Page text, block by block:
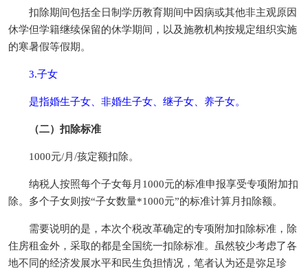
扣除期间包括全日制学历教育期间中因病或其他非主观原因
休学但学籍继续保留的休学期间，以及施教机构按规定组织实施
的寒暑假等假期。
3.子女
是指婚生子女、非婚生子女、继子女、养子女。
（二）扣除标准
1000元/月/孩定额扣除。
纳税人按照每个子女每月1000元的标准申报享受专项附加扣
除。多个子女则按“子女数量*1000元”的标准计算月扣除额。
需要说明的是，本次个税改革确定的专项附加扣除标准，除
住房租金外，采取的都是全国统一扣除标准。虽然较少考虑了各
地不同的经济发展水平和民生负担情况，笔者认为还是弥足珍